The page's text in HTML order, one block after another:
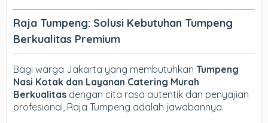
Raja Tumpeng: Solusi Kebutuhan Tumpeng
Berkualitas Premium
Bagi warga Jakarta yang membutuhkanTumpeng
Nasi Kotak dan Layanan Catering Murah
Berkualitas dengan cita rasa autentik dan penyajian
profesional, Raja Tumpeng adalah jawabannya.